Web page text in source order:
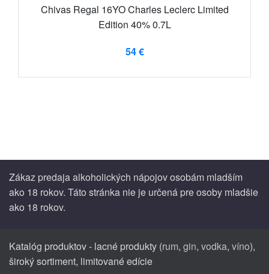
Chivas Regal 16YO Charles Leclerc Limited
Edition 40% 0.7L
54 €
Zákaz predaja alkoholických nápojov osobám mladším
ako 18 rokov. Táto stránka nie je určená pre osoby mladšie
ako 18 rokov.
Katalóg produktov - lacné produkty (rum, gin, vodka, víno),
široký sortiment, limitované edície